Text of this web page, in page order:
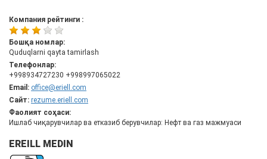
Компания рейтинги :
Бошқа номлар:
Quduqlarni qayta tamirlash
Телефонлар:
+998934727230 +998997065022
Email: office@eriell.com
Сайт: rezume.eriell.com
Фаолият соҳаси:
Ишлаб чиқарувчилар ва етказиб берувчилар: Нефт ва газ мажмуаси
EREILL MEDIN